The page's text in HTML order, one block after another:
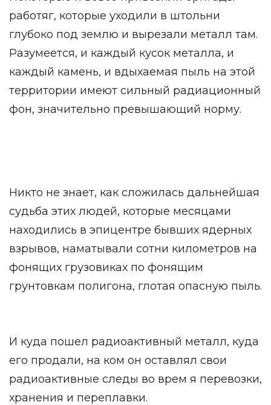
работяг, которые уходили в штольни
глубоко под землю и вырезали металл там.
Разумеется, и каждый кусок металла, и
каждый камень, и вдыхаемая пыль на этой
территории имеют сильный радиационный
фон, значительно превышающий норму.
Никто не знает, как сложилась дальнейшая
судьба этих людей, которые месяцами
находились в эпицентре бывших ядерных
взрывов, наматывали сотни километров на
фонящих грузовиках по фонящим
грунтовкам полигона, глотая опасную пыль.
И куда пошел радиоактивный металл, куда
его продали, на ком он оставлял свои
радиоактивные следы во врем я перевозки,
хранения и переплавки.